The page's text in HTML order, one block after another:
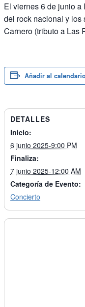
El viernes 6 de junio
del rock nacional y los
Carnero (tributo a Las
Añadir al
DETALLES
Inicio:
6 junio 2025-9:00 PM
Finaliza:
7 junio 2025-12:00 AM
Categoría de Evento:
Concierto